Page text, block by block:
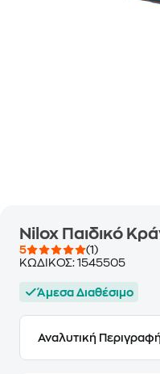
Nilox Παιδικό
5
(1)
ΚΩΔΙΚΟΣ: 1545505
Άμεσα Διαθέσιμο
Αναλυτική Περιγραφή